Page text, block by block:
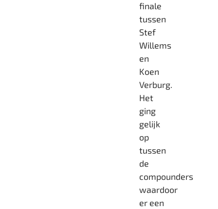
finale
tussen
Stef
Willems
en
Koen
Verburg.
Het
ging
gelijk
op
tussen
de
compounders
waardoor
er een